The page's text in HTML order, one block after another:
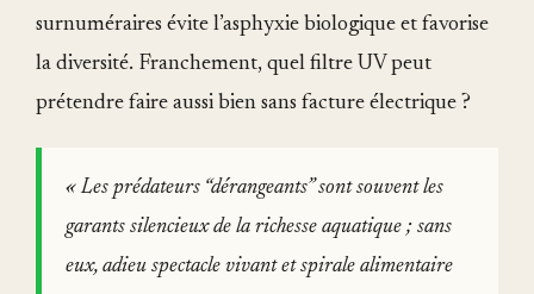
surnuméraires évite l’asphyxie biologique et favorise
la diversité. Franchement, quel filtre UV peut
prétendre faire aussi bien sans facture électrique ?
« Les prédateurs “dérangeants” sont souvent les
garants silencieux de la richesse aquatique ; sans
eux, adieu spectacle vivant et spirale alimentaire